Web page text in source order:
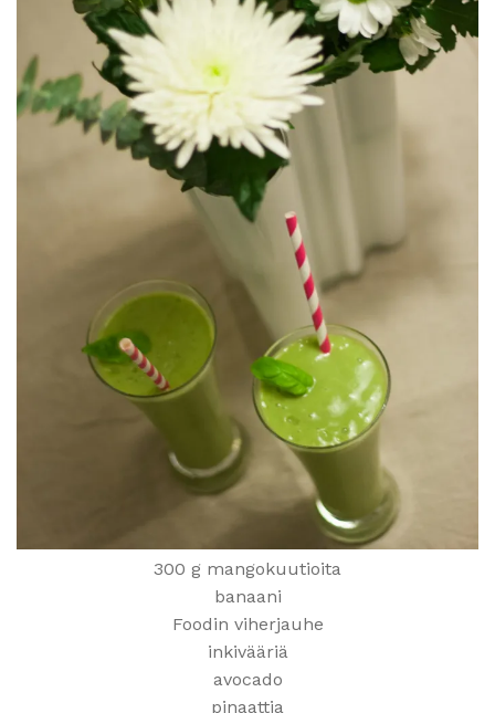
300 g mangokuutioita
banaani
Foodin viherjauhe
inkivääriä
avocado
pinaattia